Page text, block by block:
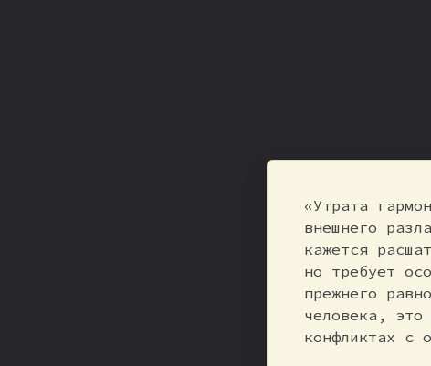
«Утрата
внешнего
кажется
но требует
прежнего
человека, это
конфликтах с